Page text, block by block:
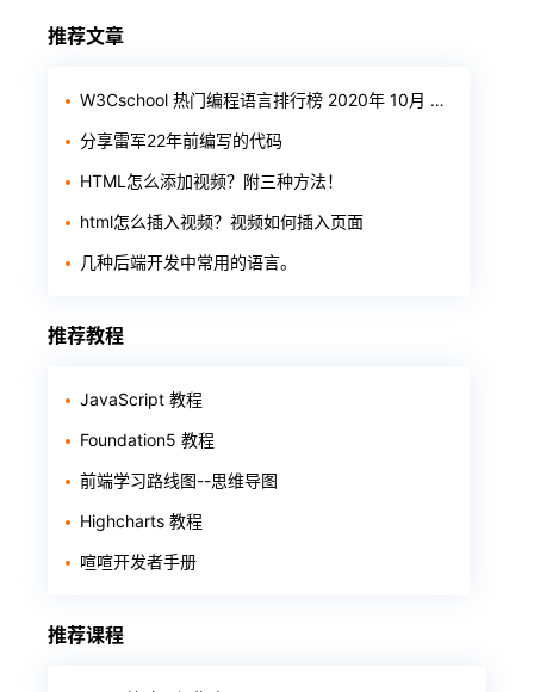
推荐文章
W3Cschool 热门编程语言排行榜 2020年 10月 TOP10
分享雷军22年前编写的代码
HTML怎么添加视频？附三种方法！
html怎么插入视频？视频如何插入页面
几种后端开发中常用的语言。
推荐教程
JavaScript 教程
Foundation5 教程
前端学习路线图--思维导图
Highcharts 教程
喧喧开发者手册
推荐课程